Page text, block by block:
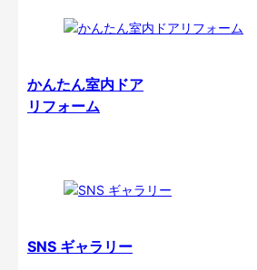
かんたん室内ドア
リフォーム
SNS ギャラリー